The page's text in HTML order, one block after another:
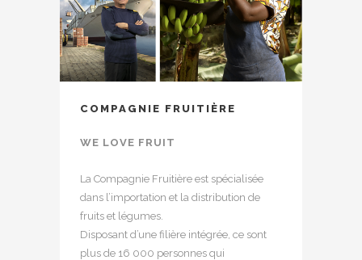
COMPAGNIE FRUITIÈRE
WE LOVE FRUIT
La Compagnie Fruitière est spécialisée
dans l’importation et la distribution de
fruits et légumes.
Disposant d’une filière intégrée, ce sont
plus de 16 000 personnes qui